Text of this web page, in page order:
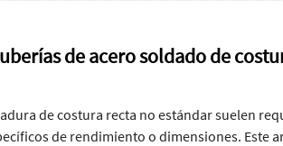
de acero soldado de
de costura recta no estándar suelen
de rendimiento o dimensiones. Este